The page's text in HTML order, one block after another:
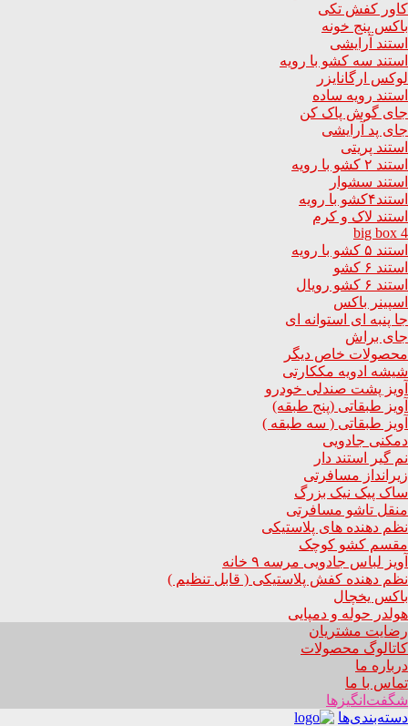
کاور کفش تکی
باکس پنج خونه
استند آرایشی
استند سه کشو با رویه
لوکس ارگانایزر
استند رویه ساده
جای گوش پاک کن
جای پد آرایشی
استند پریتی
استند ۲ کشو با رویه
استند سشوار
استند۴کشو با رویه
استند لاک و کرم
big box 4
استند ۵ کشو با رویه
استند ۶ کشو
استند ۶ کشو رویال
اسپینر باکس
جا پنبه ای استوانه ای
جای براش
محصولات خاص دیگر
شیشه ادویه مککارتی
آویز پشت صندلی خودرو
آویز طبقاتی (پنج طبقه)
آویز طبقاتی ( سه طبقه )
دمکنی جادویی
نم گیر استند دار
زیرانداز مسافرتی
ساک پیک نیک بزرگ
منقل تاشو مسافرتی
نظم دهنده های پلاستیکی
مقسم کشو کوچک
آویز لباس جادویی مرسه ۹ خانه
نظم دهنده کفش پلاستیکی ( قابل تنظیم )
باکس یخچال
هولدر حوله و دمپایی
رضایت مشتریان
کاتالوگ محصولات
درباره ما
تماس با ما
شگفت‌انگیزها
دسته‌بندی‌ها